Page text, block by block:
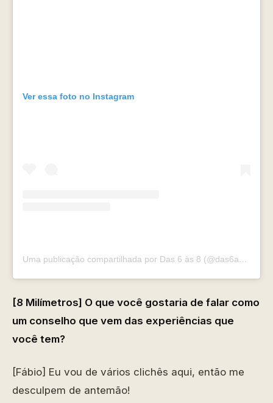
Ver essa foto no Instagram
Uma publicação compartilhada por Das 6 às 8 (@das6as8)
[8 Milímetros] O que você gostaria de falar como
um conselho que vem das experiências que
você tem?
[Fábio] Eu vou de vários clichês aqui, então me
desculpem de antemão!